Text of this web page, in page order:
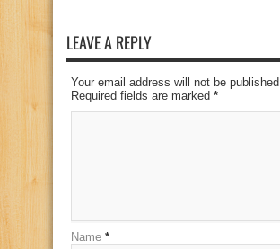
LEAVE A REPLY
Your email address will not be published.
Required fields are marked *
Name *